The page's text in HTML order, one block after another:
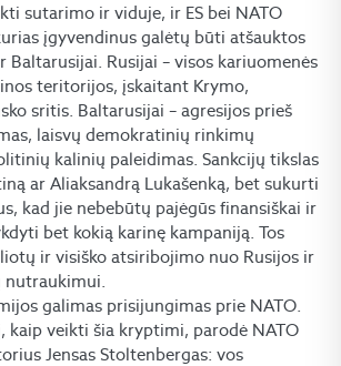
sutarimo ir viduje, ir ES bei NATO
įgyvendinus galėtų būti atšauktos
Baltarusijai. Rusijai – visos kariuomenės
teritorijos, įskaitant Krymo,
sritis. Baltarusijai – agresijos prieš
laisvų demokratinių rinkimų
kalinių paleidimas. Sankcijų tikslas
ar Aliaksandrą Lukašenką, bet sukurti
kad jie nebebūtų pajėgūs finansiškai ir
bet kokią karinę kampaniją. Tos
ir visiško atsiribojimo nuo Rusijos ir
nutraukimui.
galimas prisijungimas prie NATO.
kaip veikti šia kryptimi, parodė NATO
Jensas Stoltenbergas: vos